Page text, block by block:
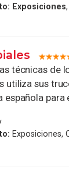
Exposiciones
técnicas de
utiliza sus
española para
Exposiciones,